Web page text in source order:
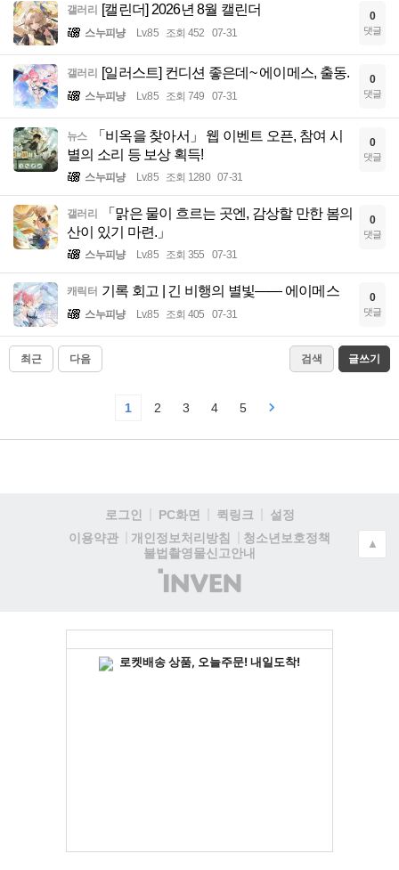
갤러리 [캘린더] 2026년 8월 캘린더
스누피냥 Lv.85 조회 452 07-31
0
댓글
갤러리 [일러스트] 컨디션 좋은데~ 에이메스, 출동.
스누피냥 Lv.85 조회 749 07-31
0
댓글
뉴스
「비옥을 찾아서」 웹 이벤트 오픈, 참여 시
별의 소리 등 보상 획득!
스누피냥 Lv.85 조회 1280 07-31
0
댓글
갤러리
「맑은 물이 흐르는 곳엔, 감상할 만한 봄의
산이 있기 마련.」
스누피냥 Lv.85 조회 355 07-31
0
댓글
캐릭터 기록 회고 | 긴 비행의 별빛—— 에이메스
스누피냥 Lv.85 조회 405 07-31
0
댓글
최근 다음 검색 글쓰기
1 2 3 4 5
로그인 PC화면 퀵링크
설정
이용약관
개인정보처리방침
청소년보호정책
불법촬영물신고안내
(주)
인
▲